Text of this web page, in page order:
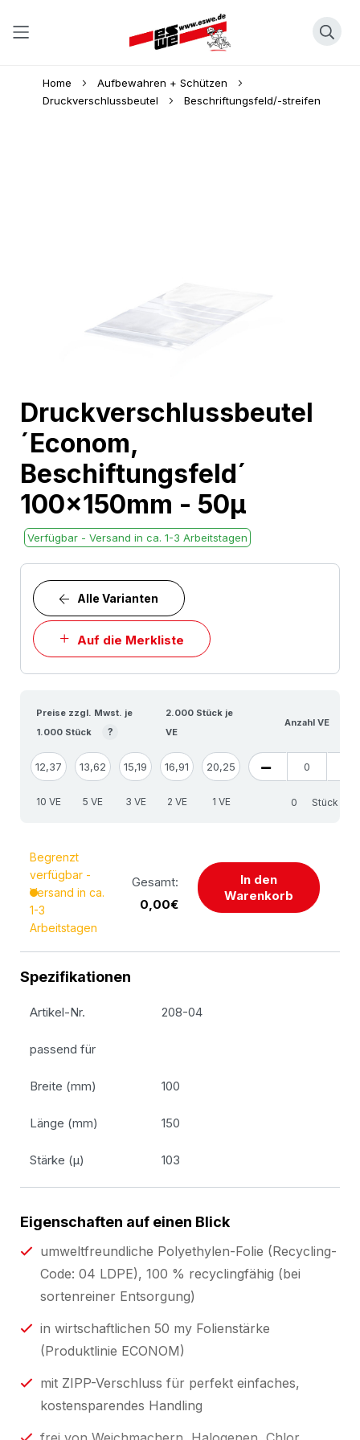
Home
Aufbewahren + Schützen
Druckverschlussbeutel
Beschriftungsfeld/-streifen
to
the
beginning
of
the
images
gallery
Druckverschlussbeutel
´Econom,
Beschiftungsfeld´
100x150mm - 50µ
Verfügbar - Versand in ca. 1-3 Arbeitstagen
Auf die Merkliste
Alle Varianten
Preise zzgl. Mwst. je
1.000 Stück
?
2.000 Stück je
VE
Anzahl VE
12,37 13,62 15,19 16,91 20,25
10 VE 5 VE 3 VE 2 VE 1 VE Stück
Begrenzt
verfügbar -
Versand in ca.
1-3
Arbeitstagen
Gesamt:
0,00€
In den
Warenkorb
Spezifikationen
Artikel-Nr. 208-04
passend für
Breite (mm) 100
Länge (mm) 150
Stärke (µ) 103
Eigenschaften auf einen Blick
umweltfreundliche Polyethylen-Folie (Recycling-
Code: 04 LDPE), 100 % recyclingfähig (bei
sortenreiner Entsorgung)
in wirtschaftlichen 50 my Folienstärke
(Produktlinie ECONOM)
mit ZIPP-Verschluss für perfekt einfaches,
kostensparendes Handling